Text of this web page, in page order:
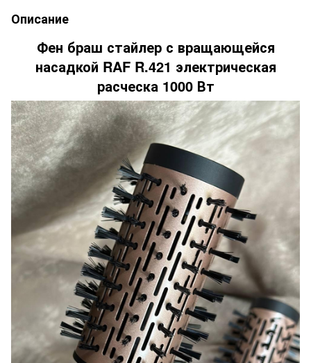
Описание
Фен браш стайлер с вращающейся
насадкой RAF R.421 электрическая
расческа 1000 Вт